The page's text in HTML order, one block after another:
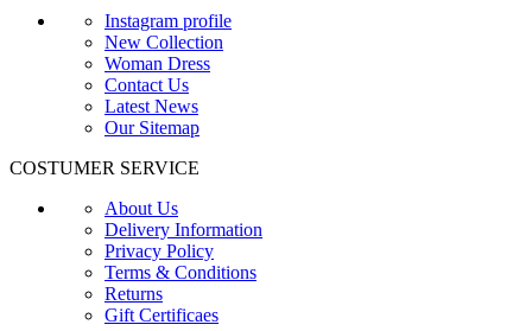
Instagram profile
New Collection
Woman Dress
Contact Us
Latest News
Our Sitemap
COSTUMER SERVICE
About Us
Delivery Information
Privacy Policy
Terms & Conditions
Returns
Gift Certificaes